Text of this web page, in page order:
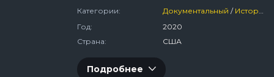
Категории: Документальный / Исторический
Год:
2020
Страна:
США
Подробнее